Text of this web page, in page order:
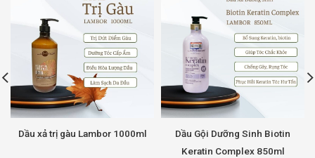
Dầu xả trị gàu Lambor 1000ml
Dầu Gội Dưỡng Sinh Biotin
Keratin Complex 850ml